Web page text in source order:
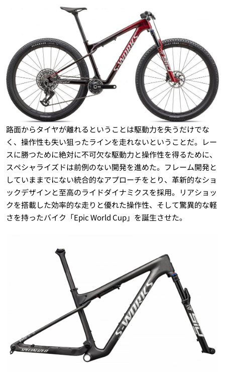
路面からタイヤが離れるということは駆動力を失うだけでな
く、操作性も失い狙ったラインを走れないということだ。レー
スに勝つために絶対に不可欠な駆動力と操作性を得るために、
スペシャライズドは前例のない開発を進めた。フレーム開発と
していままでにない統合的なアプローチをとり、革新的なショ
ックデザインと至高のライドダイナミクスを採用。リアショッ
クを搭載した効率的な走りと優れた操作性、そして驚異的な軽
さを持ったバイク「Epic World Cup」を誕生させた。